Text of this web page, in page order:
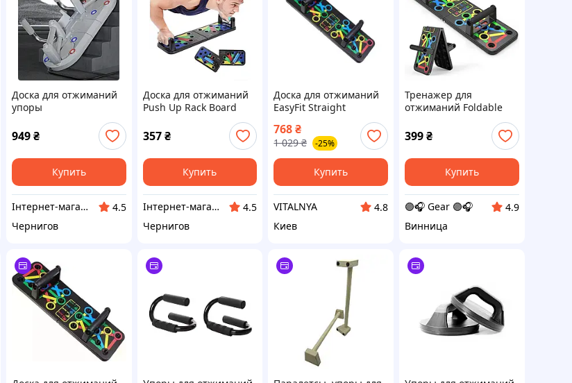
Доска для отжиманий
упоры
949₴
Купить
Інтернет-магазин "VoyagerStar"
4.5
Чернигов
Доска для отжиманий
Push Up Rack Board
357 ₴
Купить
Інтернет-магазин "VoyagerStar"
4.5
Чернигов
Доска для отжиманий
EasyFit Straight
регулируемый
768₴
1 029 ₴ -25%
Купить
VITALNYA
4.8
Киев
Тренажер для
отжиманий Foldable
Push Up, портативный
тренажер для
отжиманий,
платформа для
отжимания
399₴
Купить
🟣🎧 Gear 🟣🎧
4.9
Винница